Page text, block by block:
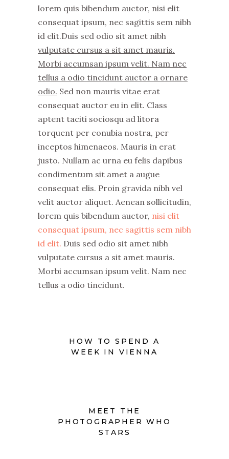
lorem quis bibendum auctor, nisi elit
consequat ipsum, nec sagittis sem nibh
id elit.Duis sed odio sit amet nibh
vulputate cursus a sit amet mauris.
Morbi accumsan ipsum velit. Nam nec
tellus a odio tincidunt auctor a ornare
odio. Sed non mauris vitae erat
consequat auctor eu in elit. Class
aptent taciti sociosqu ad litora
torquent per conubia nostra, per
inceptos himenaeos. Mauris in erat
justo. Nullam ac urna eu felis dapibus
condimentum sit amet a augue
consequat elis. Proin gravida nibh vel
velit auctor aliquet. Aenean sollicitudin,
lorem quis bibendum auctor, nisi elit
consequat ipsum, nec sagittis sem nibh
id elit. Duis sed odio sit amet nibh
vulputate cursus a sit amet mauris.
Morbi accumsan ipsum velit. Nam nec
tellus a odio tincidunt.
HOW TO SPEND A
WEEK IN VIENNA
MEET THE
PHOTOGRAPHER WHO
STARS